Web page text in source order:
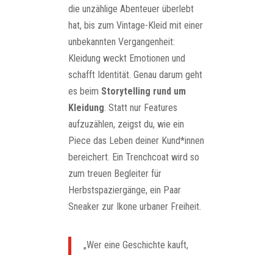
die unzählige Abenteuer überlebt
hat, bis zum Vintage-Kleid mit einer
unbekannten Vergangenheit:
Kleidung weckt Emotionen und
schafft Identität. Genau darum geht
es beim Storytelling rund um
Kleidung. Statt nur Features
aufzuzählen, zeigst du, wie ein
Piece das Leben deiner Kund*innen
bereichert. Ein Trenchcoat wird so
zum treuen Begleiter für
Herbstspaziergänge, ein Paar
Sneaker zur Ikone urbaner Freiheit.
„Wer eine Geschichte kauft,